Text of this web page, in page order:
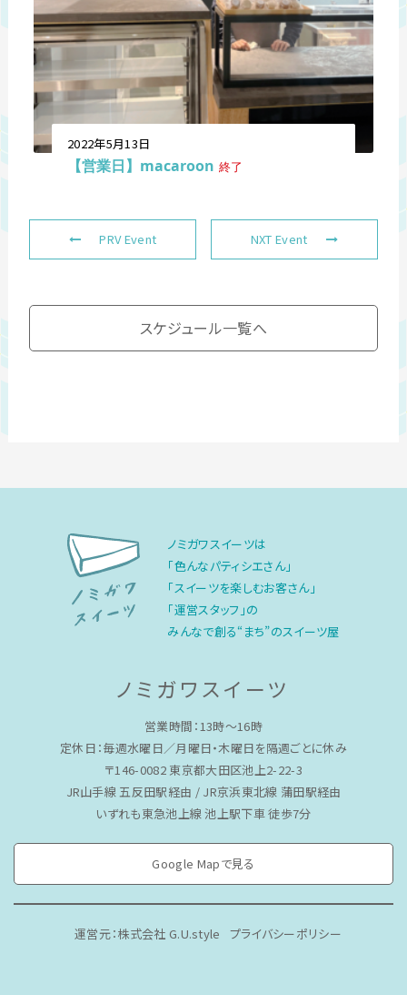
2022年5月13日
【営業日】macaroon 終了
PRV Event NXT Event
スケジュール一覧へ
ノミガワスイーツは
「色んなパティシエさん」
「スイーツを楽しむお客さん」
「運営スタッフ」の
みんなで創る“まち”のスイーツ屋
ノミガワスイーツ
営業時間：13時〜16時
定休日：毎週水曜日／月曜日・木曜日を隔週ごとに休み
〒146-0082 東京都大田区池上2-22-3
JR山手線 五反田駅経由 / JR京浜東北線 蒲田駅経由
いずれも東急池上線 池上駅下車 徒歩7分
Google Mapで見る
運営元：株式会社 G.U.style プライバシーポリシー